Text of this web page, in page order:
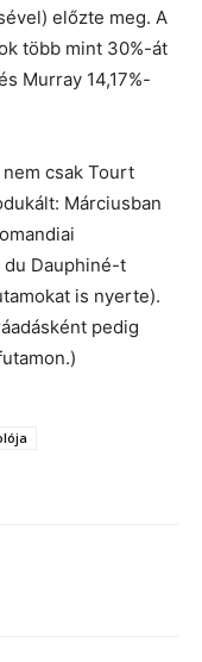
előzte meg. A
több mint 30%-át
Murray 14,17%-
csak Tourt
Márciusban
du Dauphiné-t
is nyerte).
pedig